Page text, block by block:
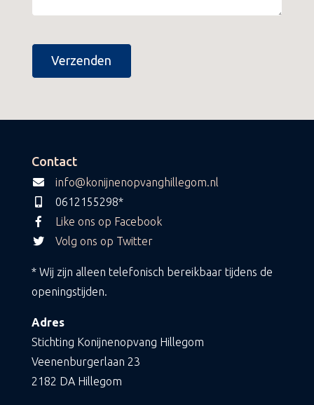
Contact
info@konijnenopvanghillegom.nl
0612155298*
Like ons op Facebook
Volg ons op Twitter
* Wij zijn alleen telefonisch bereikbaar tijdens de
openingstijden.
Adres
Stichting Konijnenopvang Hillegom
Veenenburgerlaan 23
2182 DA Hillegom